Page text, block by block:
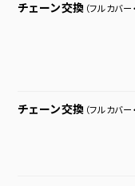
チェーン交換 （フルカバー
チェーン交換 （フルカバ